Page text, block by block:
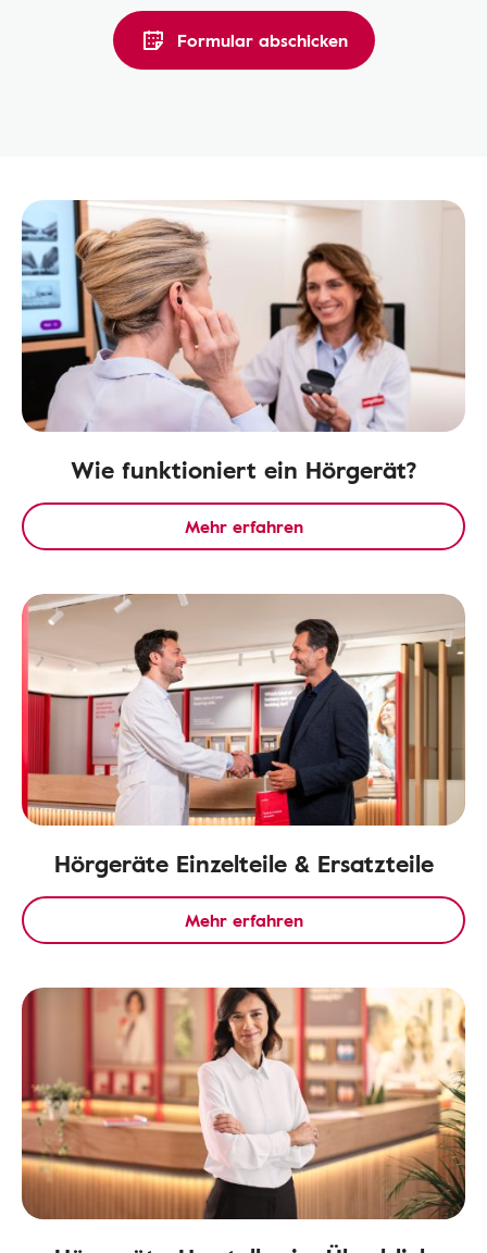
Formular abschicken
Wie funktioniert ein Hörgerät?
Mehr erfahren
Hörgeräte Einzelteile & Ersatzteile
Mehr erfahren